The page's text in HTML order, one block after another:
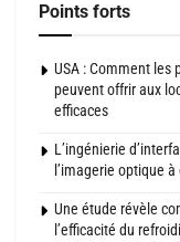
Points forts
USA : Comment les
peuvent offrir aux
efficaces
L’ingénierie
l’imagerie optique
Une étude révèle
l’efficacité du